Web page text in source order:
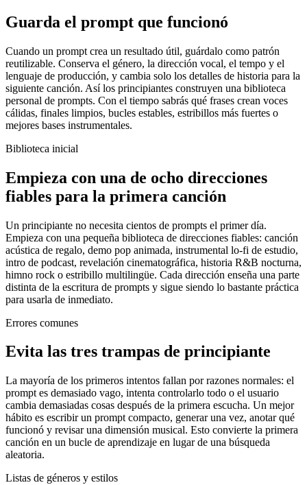
Guarda el prompt que funcionó
Cuando un prompt crea un resultado útil, guárdalo como patrón
reutilizable. Conserva el género, la dirección vocal, el tempo y el
lenguaje de producción, y cambia solo los detalles de historia para la
siguiente canción. Así los principiantes construyen una biblioteca
personal de prompts. Con el tiempo sabrás qué frases crean voces
cálidas, finales limpios, bucles estables, estribillos más fuertes o
mejores bases instrumentales.
Biblioteca inicial
Empieza con una de ocho direcciones
fiables para la primera canción
Un principiante no necesita cientos de prompts el primer día.
Empieza con una pequeña biblioteca de direcciones fiables: canción
acústica de regalo, demo pop animada, instrumental lo-fi de estudio,
intro de podcast, revelación cinematográfica, historia R&B nocturna,
himno rock o estribillo multilingüe. Cada dirección enseña una parte
distinta de la escritura de prompts y sigue siendo lo bastante práctica
para usarla de inmediato.
Errores comunes
Evita las tres trampas de principiante
La mayoría de los primeros intentos fallan por razones normales: el
prompt es demasiado vago, intenta controlarlo todo o el usuario
cambia demasiadas cosas después de la primera escucha. Un mejor
hábito es escribir un prompt compacto, generar una vez, anotar qué
funcionó y revisar una dimensión musical. Esto convierte la primera
canción en un bucle de aprendizaje en lugar de una búsqueda
aleatoria.
Listas de géneros y estilos